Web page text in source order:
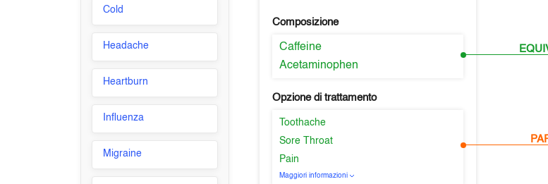
Cold
Headache
Heartburn
Influenza
Migraine
Composizione
Caffeine
Acetaminophen
Opzione di trattamento
Toothache
Sore Throat
Pain
Maggiori informazioni